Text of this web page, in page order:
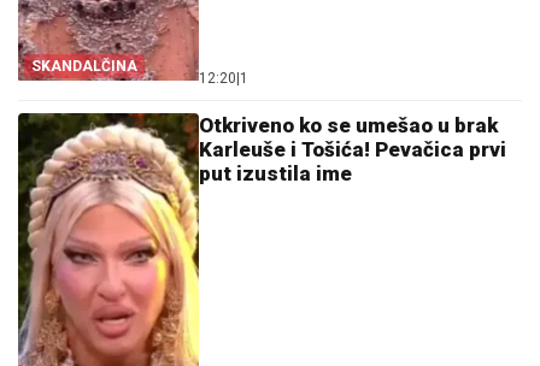
SKANDALČINA
12:20 1
Otkriveno ko se umešao u brak
Karleuše i Tošića! Pevačica prvi
put izustila ime